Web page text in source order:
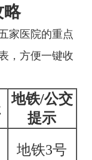
略
家医院的重点
，方便一键收
地铁/公交
提示
地铁3号